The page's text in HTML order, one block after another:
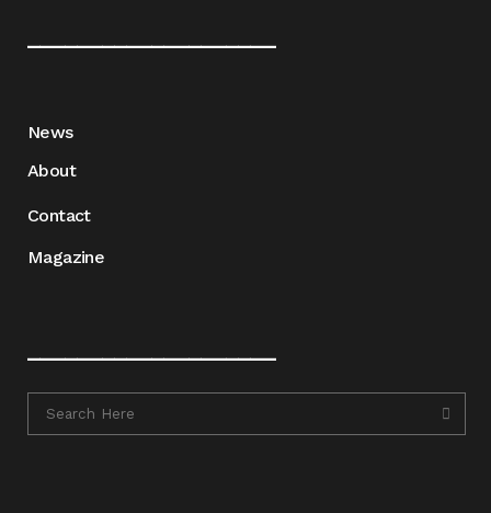
News
About
Contact
Magazine